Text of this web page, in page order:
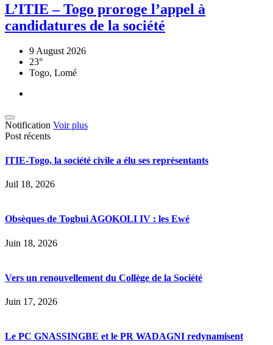
L’ITIE – Togo proroge l’appel à
candidatures de la société
9 August 2026
23°
Togo, Lomé
Notification Voir plus
Post récents
ITIE-Togo, la société civile a élu ses représentants
Juil 18, 2026
Obsèques de Togbui AGOKOLI IV : les Ewé
Juin 18, 2026
Vers un renouvellement du Collège de la Société
Juin 17, 2026
Le PC GNASSINGBE et le PR WADAGNI redynamisent